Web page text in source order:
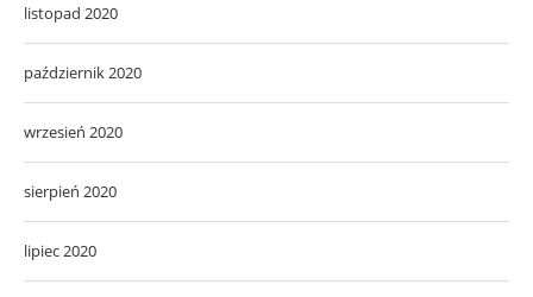
listopad 2020
październik 2020
wrzesień 2020
sierpień 2020
lipiec 2020